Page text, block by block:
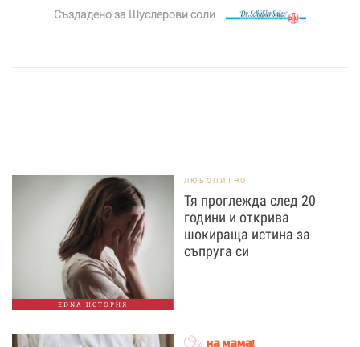
Създадено за Шуслерови соли
EDNA ИСТОРИЯ
ЛЮБОПИТНО
Тя проглежда след 20
години и открива
шокираща истина за
съпруга си